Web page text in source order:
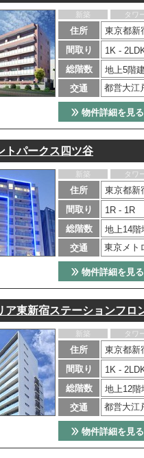
新築 タワ
住所
東京都新
間取り
1K -
総階数
地上5階建
交通
都営大江
物件詳細を見る
トパークス四ツ谷
新築 タワ
住所
東京都新
間取り
1R - 1R
総階数
地上14階
交通
東京メト
物件詳細を見る
ア東新宿ステーションフロ
新築 タワ
住所
東京都新
間取り
1K -
総階数
地上12階
交通
都営大江
物件詳細を見る